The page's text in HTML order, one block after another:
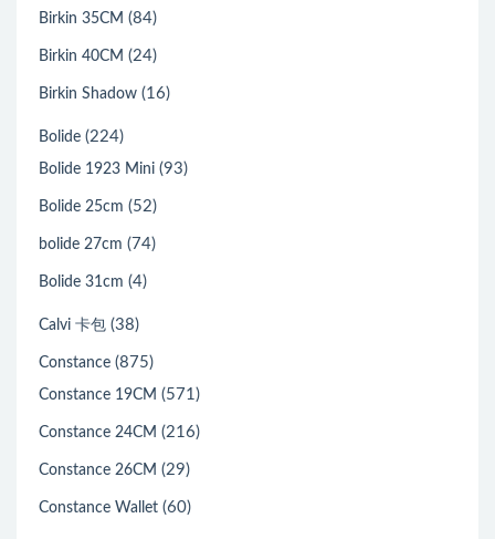
Birkin 35CM (84)
Birkin 40CM (24)
Birkin Shadow (16)
Bolide (224)
Bolide 1923 Mini (93)
Bolide 25cm (52)
bolide 27cm (74)
Bolide 31cm (4)
Calvi 卡包 (38)
Constance (875)
Constance 19CM (571)
Constance 24CM (216)
Constance 26CM (29)
Constance Wallet (60)